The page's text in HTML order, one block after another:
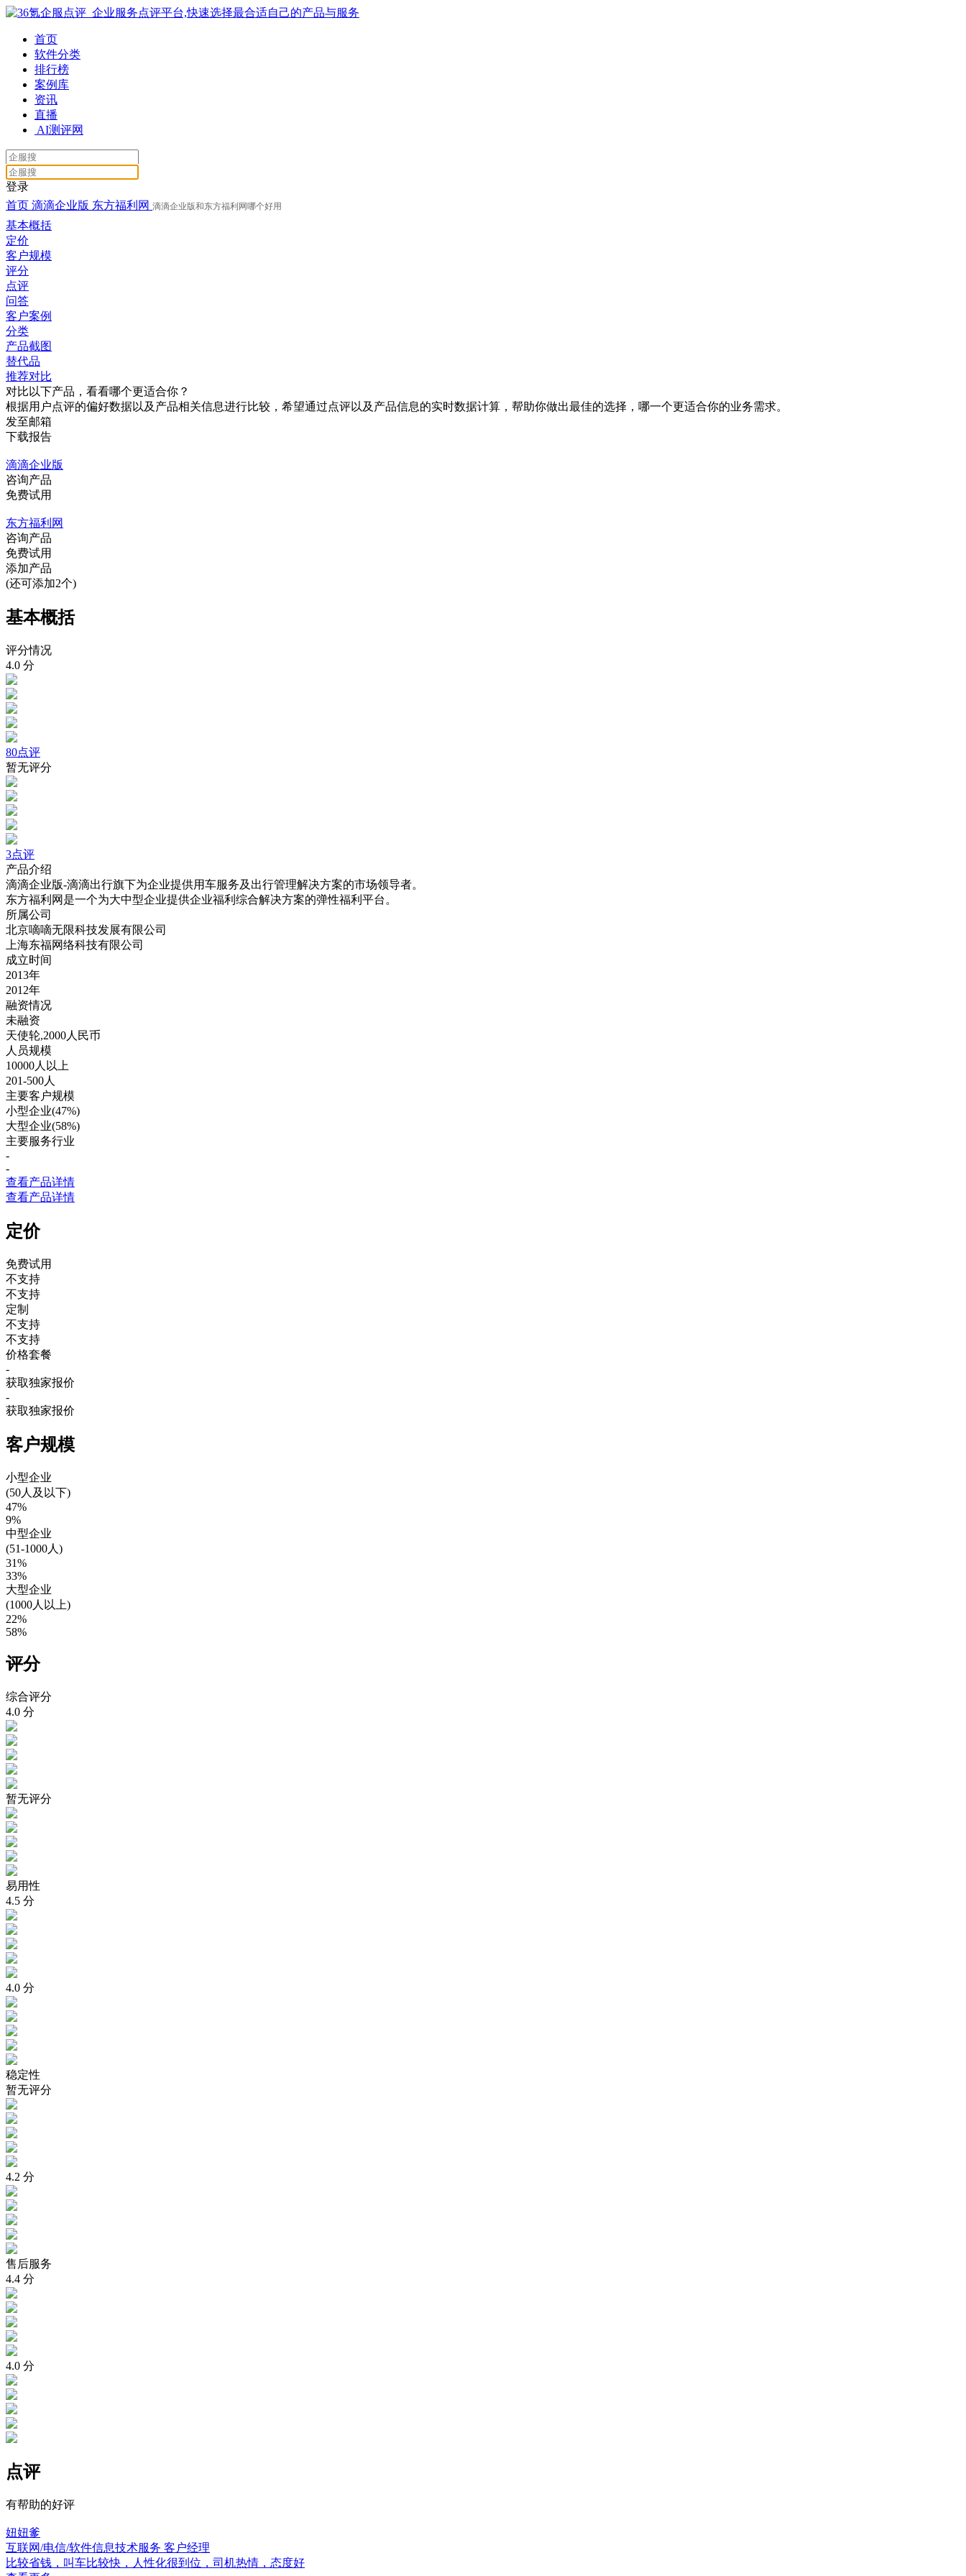
首页
软件分类
排行榜
案例库
资讯
直播
AI测评网
登录
首页 滴滴企业版 东方福利网 滴滴企业版和东方福利网哪个好用
基本概括
定价
客户规模
评分
点评
问答
客户案例
分类
产品截图
替代品
推荐对比
对比以下产品，看看哪个更适合你？
根据用户点评的偏好数据以及产品相关信息进行比较，希望通过点评以及产品信息的实时数据计算，帮助你做出最佳的选择，哪一个更适合你的业务需求。
发至邮箱
下载报告
滴滴企业版
咨询产品
免费试用
东方福利网
咨询产品
免费试用
添加产品
(还可添加2个)
基本概括
评分情况
4.0 分
80点评
暂无评分
3点评
产品介绍
滴滴企业版-滴滴出行旗下为企业提供用车服务及出行管理解决方案的市场领导者。
东方福利网是一个为大中型企业提供企业福利综合解决方案的弹性福利平台。
所属公司
北京嘀嘀无限科技发展有限公司
上海东福网络科技有限公司
成立时间
2013年
2012年
融资情况
未融资
天使轮,2000人民币
人员规模
10000人以上
201-500人
主要客户规模
小型企业(47%)
大型企业(58%)
主要服务行业
-
-
查看产品详情
查看产品详情
定价
免费试用
不支持
不支持
定制
不支持
不支持
价格套餐
-
获取独家报价
-
获取独家报价
客户规模
小型企业
(50人及以下)
47%
9%
中型企业
(51-1000人)
31%
33%
大型企业
(1000人以上)
22%
58%
评分
综合评分
4.0 分
暂无评分
易用性
4.5 分
4.0 分
稳定性
暂无评分
4.2 分
售后服务
4.4 分
4.0 分
点评
有帮助的好评
妞妞爹
互联网/电信/软件信息技术服务 客户经理
比较省钱，叫车比较快，人性化很到位，司机热情，态度好